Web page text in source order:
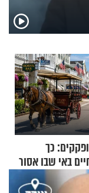
כך
באי שבו אסור
שנה